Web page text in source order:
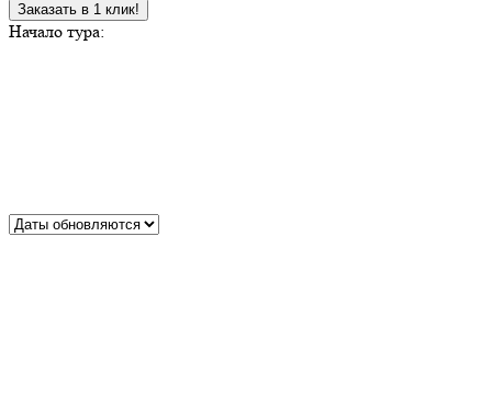
Заказать в 1 клик!
Начало тура: